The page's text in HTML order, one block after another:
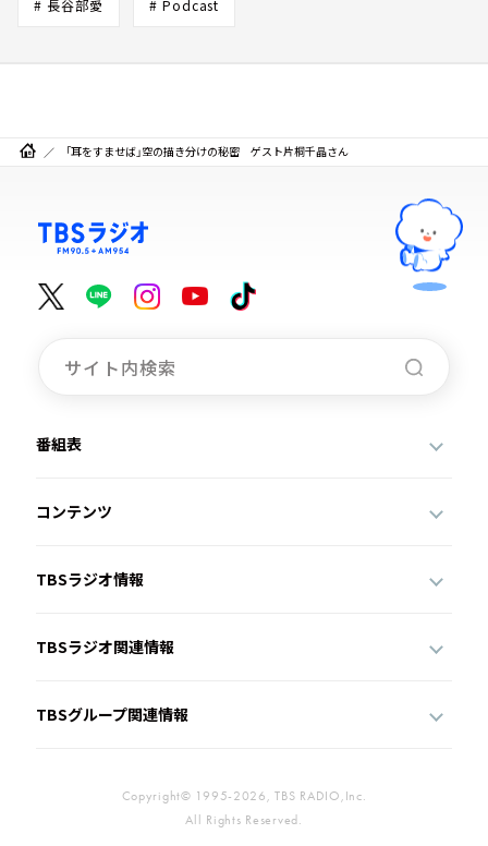
# 長谷部愛 # Podcast
「耳をすませば」空の描き分けの秘密 ゲスト片桐千晶さん
番組表
コンテンツ
TBSラジオ情報
TBSラジオ関連情報
TBSグループ関連情報
Copyright© 1995-2026, TBS RADIO,Inc.
All Rights Reserved.